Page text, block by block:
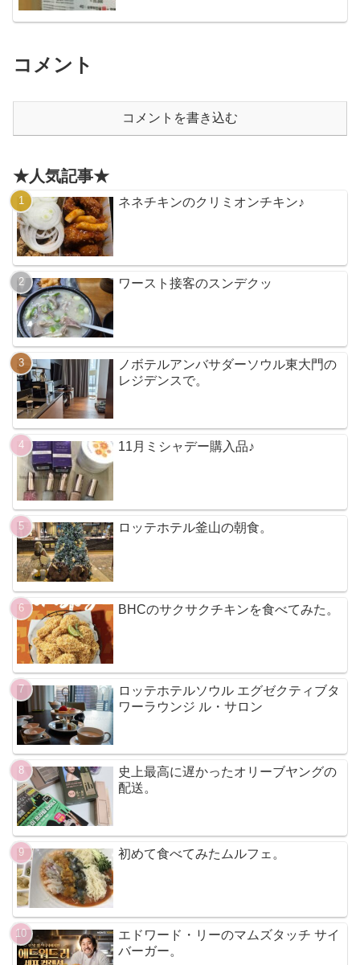
コメント
コメントを書き込む
★人気記事★
ネネチキンのクリミオンチキン♪
ワースト接客のスンデクッ
ノボテルアンバサダーソウル東大門の
レジデンスで。
11月ミシャデー購入品♪
ロッテホテル釜山の朝食。
BHCのサクサクチキンを食べてみた。
ロッテホテルソウル エグゼクティブタ
ワーラウンジ ル・サロン
史上最高に遅かったオリーブヤングの
配送。
初めて食べてみたムルフェ。
エドワード・リーのマムズタッチ サイ
バーガー。